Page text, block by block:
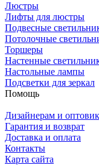
Люстры
Лифты для люстры
Подвесные
Потолочные
Торшеры
Настенные
Настольные лампы
Подсветки для зеркал
Помощь
Дизайнерам и
Гарантия и возврат
Доставка и оплата
Контакты
Карта сайта